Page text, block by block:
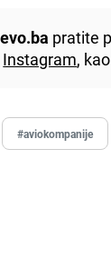
pratite
Instagram,
#aviokompanije